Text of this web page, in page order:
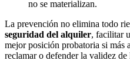
no se materializan.
La prevención no elimina todo
seguridad del alquiler, facilitar
mejor posición probatoria si más
reclamar o defender la validez de